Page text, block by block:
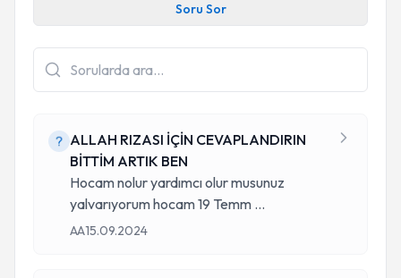
Soru Sor
ALLAH RIZASI İÇİN CEVAPLANDIRIN
BİTTİM ARTIK BEN
Hocam nolur yardımcı olur musunuz
yalvarıyorum hocam 19 Temm ...
AA15.09.2024